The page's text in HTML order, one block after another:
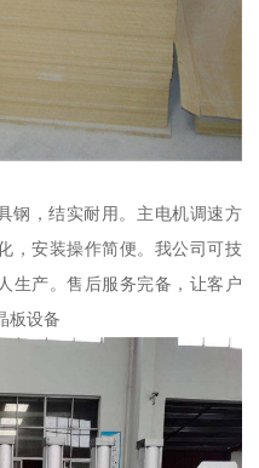
钢，结实耐用。主电机调速方
，安装操作简便。我公司可技
生产。售后服务完备，让客户
板设备